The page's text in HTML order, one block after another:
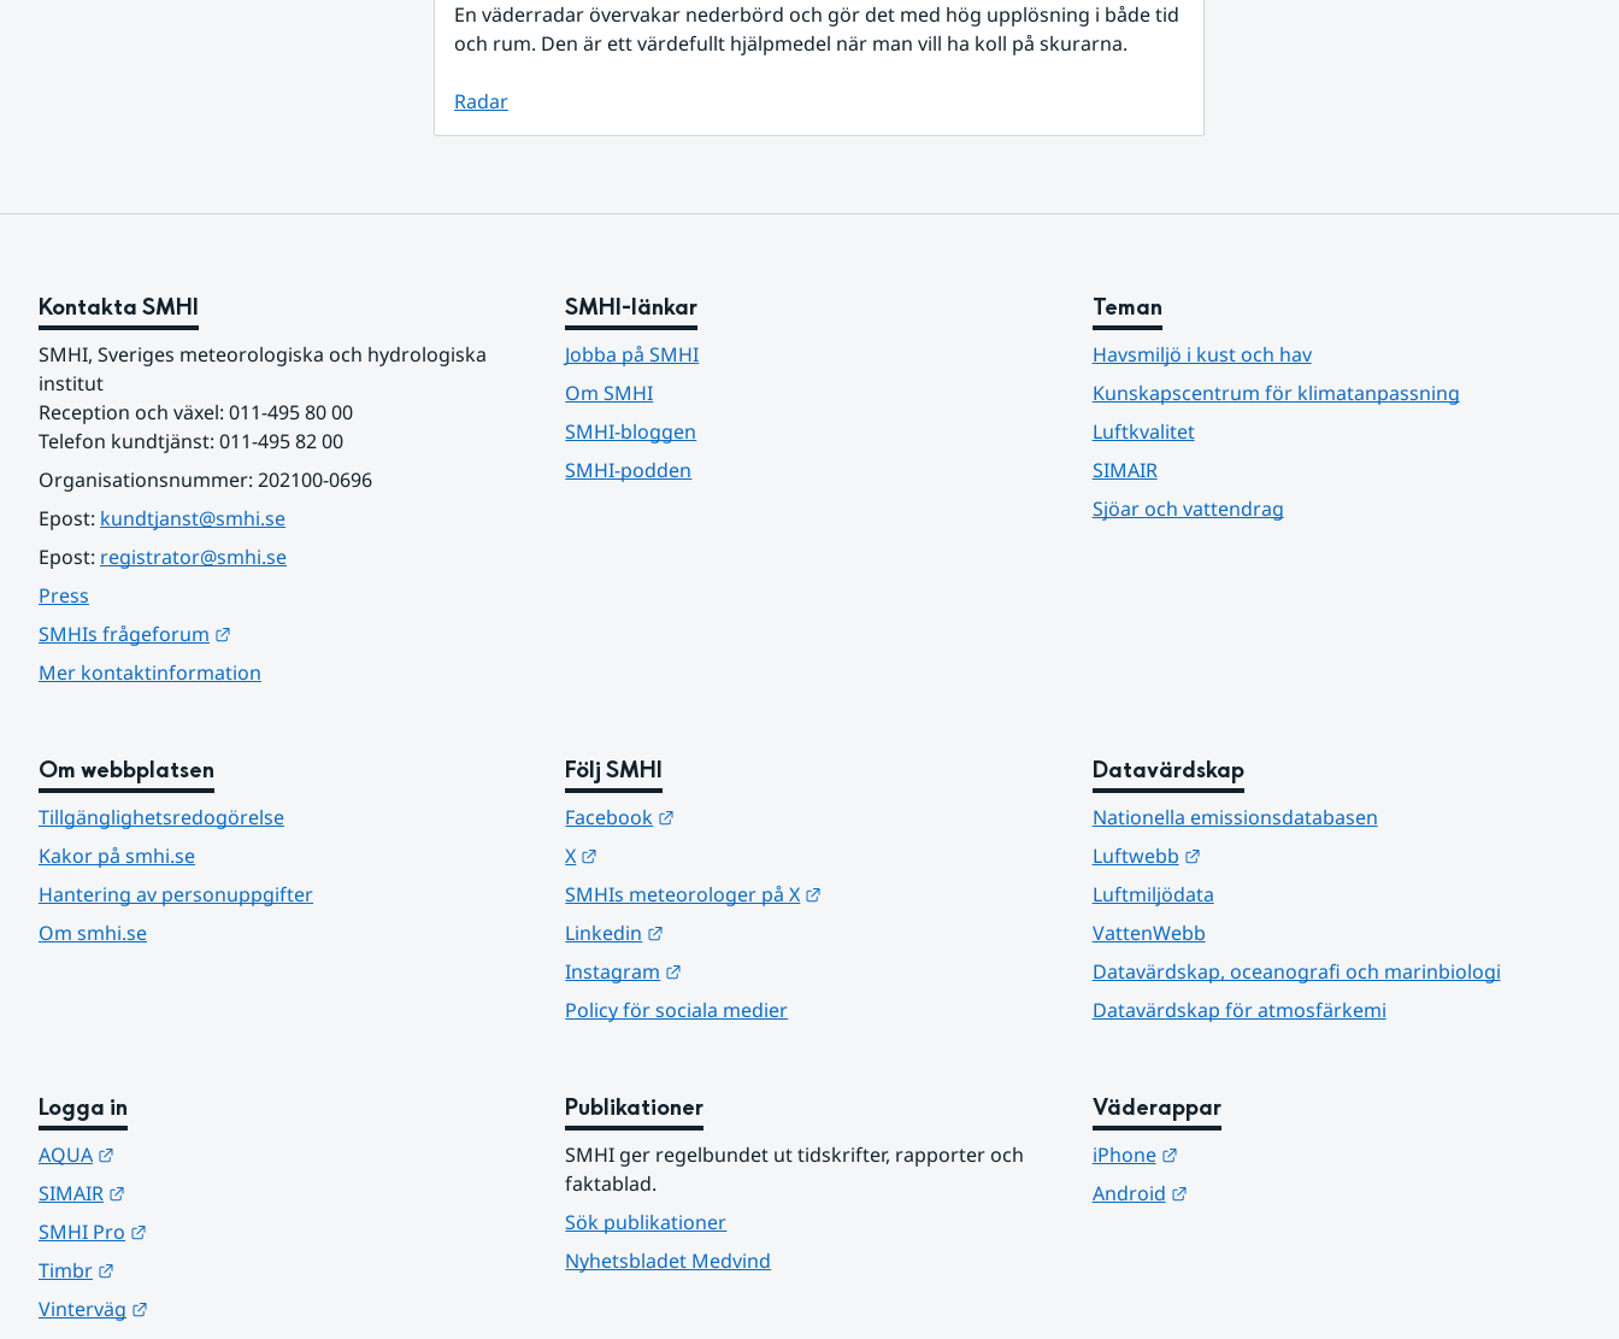
En väderradar övervakar nederbörd och gör det med hög upplösning i både tid
och rum. Den är ett värdefullt hjälpmedel när man vill ha koll på skurarna.
Radar
Kontakta SMHI
SMHI, Sveriges meteorologiska och hydrologiska
institut
Reception och växel: 011-495 80 00
Telefon kundtjänst: 011-495 82 00
Organisationsnummer: 202100-0696
Epost: kundtjanst@smhi.se
Epost: registrator@smhi.se
Press
SMHIs frågeforum
Mer kontaktinformation
SMHI-länkar
Jobba på SMHI
Om SMHI
SMHI-bloggen
SMHI-podden
Teman
Havsmiljö i kust och hav
Kunskapscentrum för klimatanpassning
Luftkvalitet
SIMAIR
Sjöar och vattendrag
Om webbplatsen
Tillgänglighetsredogörelse
Kakor på smhi.se
Hantering av personuppgifter
Om smhi.se
Följ SMHI
Facebook
X
SMHIs meteorologer på X
Linkedin
Instagram
Policy för sociala medier
Datavärdskap
Nationella emissionsdatabasen
Luftwebb
Länk till annan webbplats.
Luftmiljödata
VattenWebb
Datavärdskap, oceanografi och marinbiologi
Datavärdskap för atmosfärkemi
Logga in
AQUA
SIMAIR
SMHI Pro
Timbr
Vinterväg
Publikationer
SMHI ger regelbundet ut tidskrifter, rapporter och
faktablad.
Sök publikationer
Nyhetsbladet Medvind
Väderappar
iPhone
Länk till annan webbplats.
Android
Länk till annan webbplats.